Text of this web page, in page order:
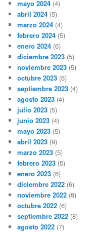
mayo 2024 (4)
abril 2024 (5)
marzo 2024 (4)
febrero 2024 (5)
enero 2024 (6)
diciembre 2023 (5)
noviembre 2023 (5)
octubre 2023 (6)
septiembre 2023 (4)
agosto 2023 (4)
julio 2023 (5)
junio 2023 (4)
mayo 2023 (5)
abril 2023 (9)
marzo 2023 (5)
febrero 2023 (5)
enero 2023 (6)
diciembre 2022 (6)
noviembre 2022 (8)
octubre 2022 (6)
septiembre 2022 (8)
agosto 2022 (7)